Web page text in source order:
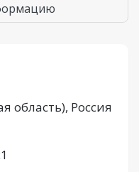
область), Россия